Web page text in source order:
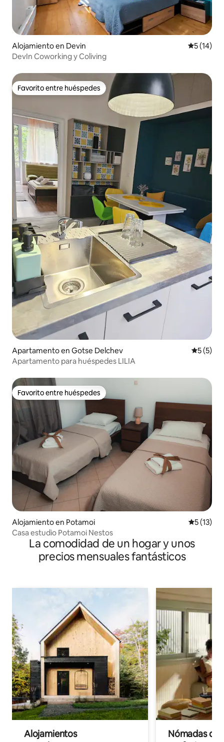
Alojamiento en Devin
5 (14)
DevIn Coworking y Coliving
Favorito entre huéspedes
Favorito entre huéspedes
Apartamento en Gotse Delchev
5 (5)
Apartamento para huéspedes LILIA
Favorito entre huéspedes
Favorito entre huéspedes
Alojamiento en Potamoi
5 (13)
Casa estudio Potamoi Nestos
La comodidad de un hogar y unos
precios mensuales fantásticos
Alojamientos
Nómadas